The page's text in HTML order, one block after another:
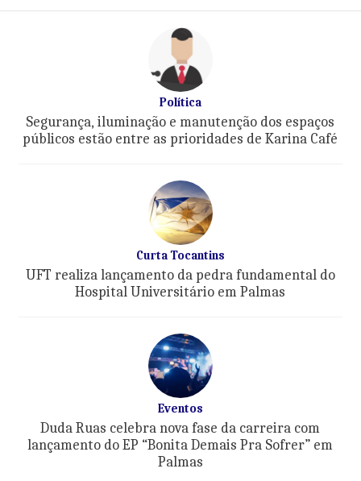
Política
Segurança, iluminação e manutenção dos espaços
públicos estão entre as prioridades de Karina Café
Curta Tocantins
UFT realiza lançamento da pedra fundamental do
Hospital Universitário em Palmas
Eventos
Duda Ruas celebra nova fase da carreira com
lançamento do EP “Bonita Demais Pra Sofrer” em
Palmas